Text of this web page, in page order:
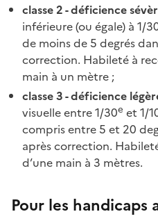
classe 2 - déficience
inférieure (ou égale) à 1/
de moins de 5 degrés
correction. Habileté à
main à un mètre ;
classe 3 - déficience
visuelle entre 1/30e et 1/
compris entre 5 et 20
après correction.
d’une main à 3 mètres.
Pour les handicaps